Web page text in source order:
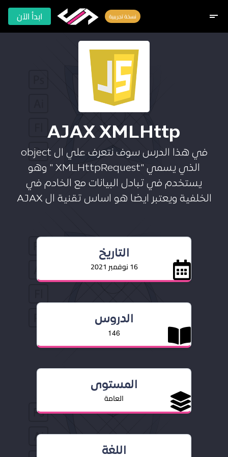
short_text نسخة تجريبية ابدأ الآن
AJAX XMLHttp
في هذا الدرس سوف نتعرف علي ال object
الذي يسمي "XMLHttpRequest " وهو
يستخدم في تبادل البيانات مع الخادم في
الخلفية ويعتبر ايضا هو اساس تقنية ال AJAX
التاريخ
16 نوفمبر 2021
الدروس
146
المستوى
العامة
اللغة